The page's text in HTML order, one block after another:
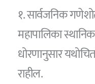
१. सार्वजनिक
महापालिका
धोरणानुसार
राहील.